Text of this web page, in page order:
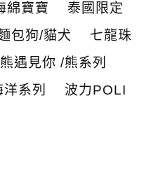
綿寶寶
泰國限定
包狗/貓犬
七龍珠
遇見你 /熊系列
系列
波力POLI